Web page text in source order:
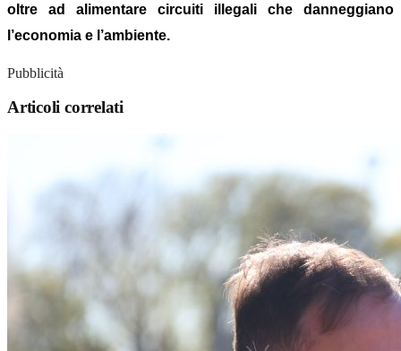
oltre ad alimentare circuiti illegali che danneggiano
l’economia e l’ambiente.
Pubblicità
Articoli correlati